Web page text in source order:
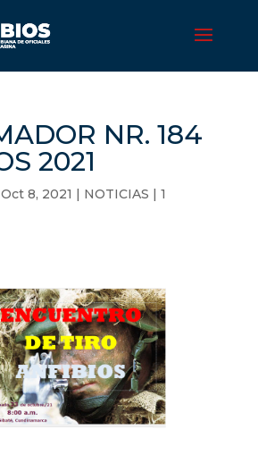
NR. 184
2021
Oct 8, 2021 | NOTICIAS | 1